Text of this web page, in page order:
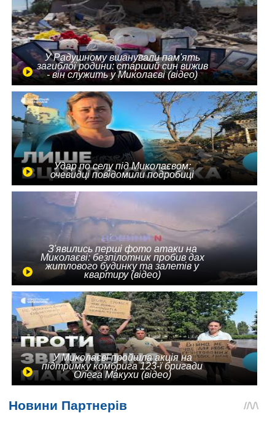
У Радушному вшанували пам'ять
загиблої родини: старший син вижив
- він служить у Миколаєві (відео)
Удар по селу під Миколаєвом:
очевидці повідомили подробиці
З'явились перші фото атаки на
Миколаєві: безпілотник пробив дах
житлового будинку та залетів у
квартиру (відео)
У Миколаєві пройшла акція на
підтримку комбрига 123-ї бригади
Олега Макухи (відео)